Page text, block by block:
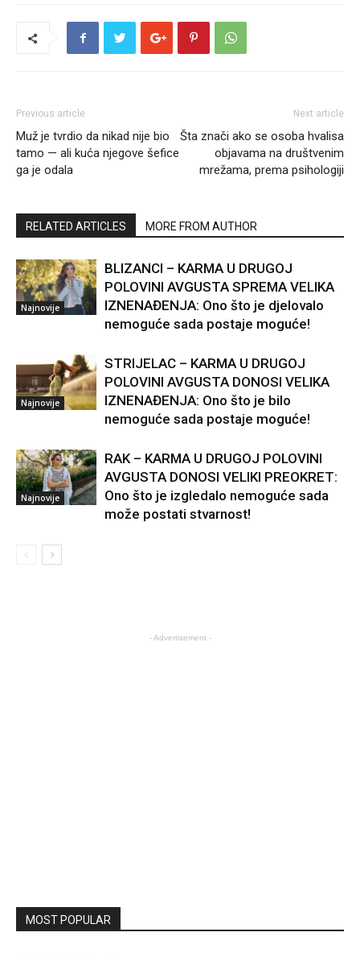
Previous article
Muž je tvrdio da nikad nije bio
tamo — ali kuća njegove šefice
ga je odala
Next article
Šta znači ako se osoba hvalisa
objavama na društvenim
mrežama, prema psihologiji
RELATED ARTICLES MORE FROM AUTHOR
Najnovije
BLIZANCI – KARMA U DRUGOJ
POLOVINI AVGUSTA SPREMA VELIKA
IZNENAĐENJA: Ono što je djelovalo
nemoguće sada postaje moguće!
Najnovije
STRIJELAC – KARMA U DRUGOJ
POLOVINI AVGUSTA DONOSI VELIKA
IZNENAĐENJA: Ono što je bilo
nemoguće sada postaje moguće!
Najnovije
RAK – KARMA U DRUGOJ POLOVINI
AVGUSTA DONOSI VELIKI PREOKRET:
Ono što je izgledalo nemoguće sada
može postati stvarnost!
- Advertisement -
MOST POPULAR